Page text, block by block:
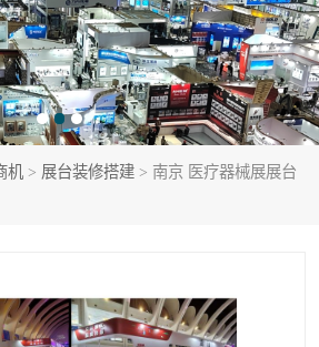
机 > 展台装修搭建 > 南京 医疗器械展展台
活动会议执行
专柜制作
展会搭建
展会服务